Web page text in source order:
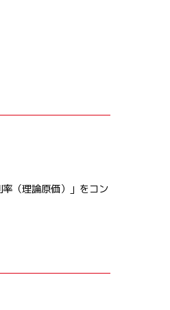
（理論原価）」をコン